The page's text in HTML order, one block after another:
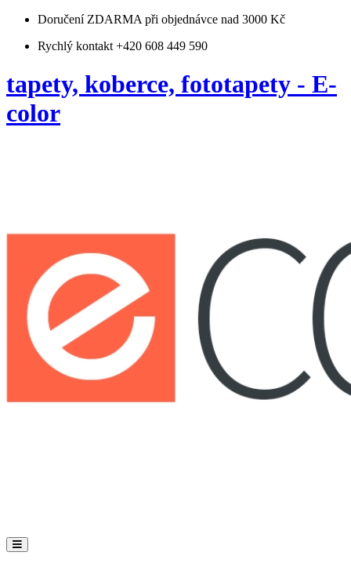
Doručení ZDARMA při objednávce nad 3000 Kč
Rychlý kontakt +420 608 449 590
tapety, koberce, fototapety - E-
color